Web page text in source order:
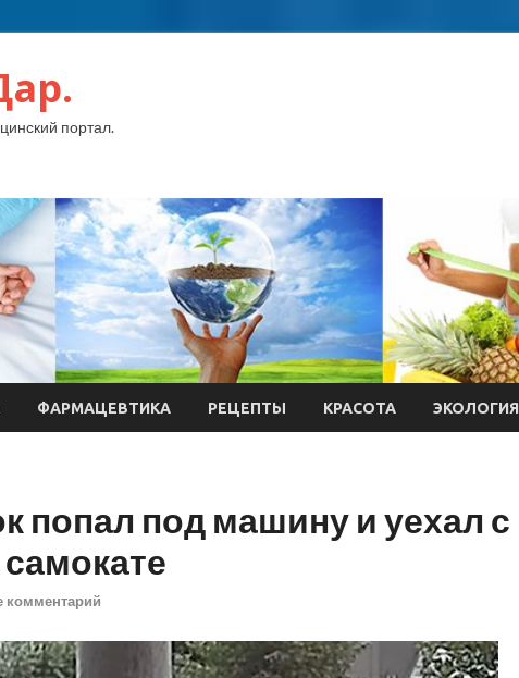
портал.
ФАРМАЦЕВТИКА РЕЦЕПТЫ КРАСОТА ЭКОЛОГИЯ
попал под машину и уехал с
комментарий